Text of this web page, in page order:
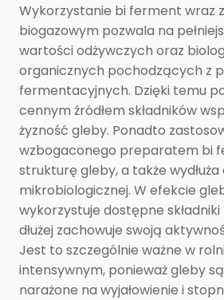
Wykorzystanie bi ferment wraz
biogazowym pozwala na
wartości odżywczych oraz
organicznych pochodzących z
fermentacyjnych. Dzięki temu
cennym źródłem składników
żyzność gleby. Ponadto
wzbogaconego preparatem bi
strukturę gleby, a także
mikrobiologicznej. W efekcie
wykorzystuje dostępne
dłużej zachowuje swoją
Jest to szczególnie ważne w
intensywnym, ponieważ gleby
narażone na wyjałowienie i